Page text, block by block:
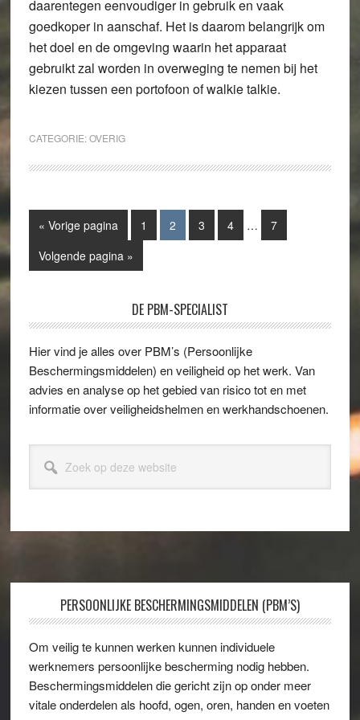
daarentegen eenvoudiger in gebruik en vaak
goedkoper in aanschaf. Het is daarom belangrijk om
het doel en de omgeving waarin het apparaat
gebruikt zal worden in overweging te nemen bij het
kiezen tussen een portofoon of walkie talkie.
CATEGORIE:OVERIG
« Ga
Vorige pagina Pagina
1 Pagina
2 Pagina
3 Pagina
4
Interim
… Pagina
7
Ga
naar
Volgende pagina »
Sidebar
DE PBM-SPECIALIST
Hier vind je alles over PBM’s (Persoonlijke
Beschermingsmiddelen) en veiligheid op het werk. Van
advies en analyse op het gebied van risico tot en met
informatie over veiligheidshelmen en werkhandschoenen.
deze
Footer
PERSOONLIJKE BESCHERMINGSMIDDELEN (PBM’S)
Om veilig te kunnen werken kunnen individuele
werknemers persoonlijke bescherming nodig hebben.
Beschermingsmiddelen die gericht zijn op onder meer
vitale onderdelen als hoofd, ogen, oren, handen en voeten